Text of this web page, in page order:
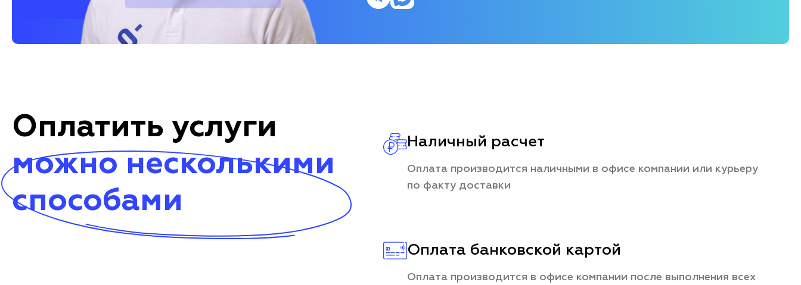
Оплатить услуги
можно несколькими
способами
Наличный расчет
Оплата производится наличными в офисе компании или курьеру
по факту доставки
Оплата банковской картой
Оплата производится в офисе компании после выполнения всех